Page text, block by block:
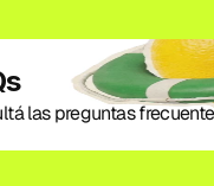
las preguntas